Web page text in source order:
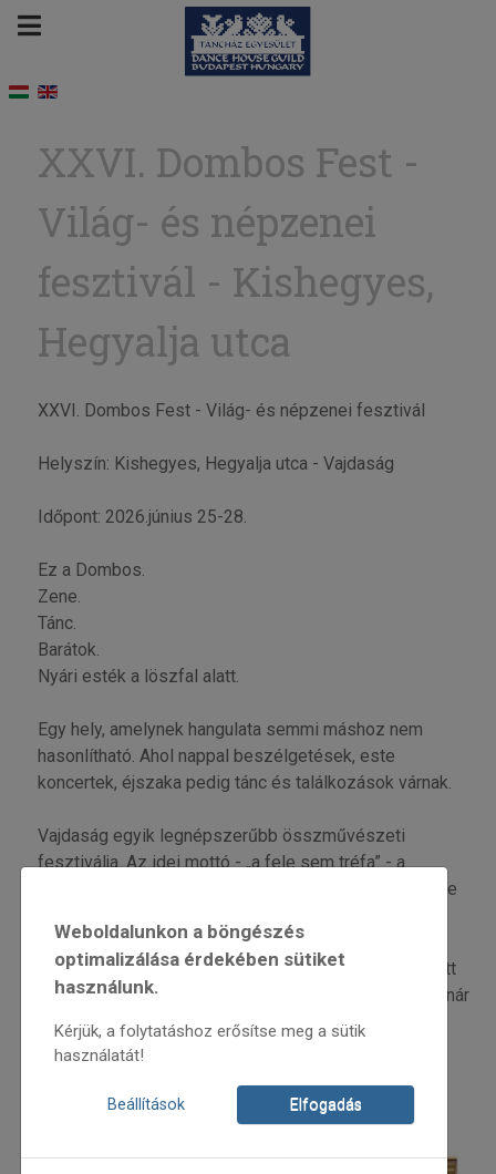
XXVI. Dombos Fest -
Világ- és népzenei
fesztivál - Kishegyes,
Hegyalja utca
XXVI. Dombos Fest - Világ- és népzenei fesztivál
Helyszín: Kishegyes, Hegyalja utca - Vajdaság
Időpont: 2026.június 25-28.
Ez a Dombos.
Zene.
Tánc.
Barátok.
Nyári esték a löszfal alatt.
Egy hely, amelynek hangulata semmi máshoz nem
hasonlítható. Ahol nappal beszélgetések, este
koncertek, éjszaka pedig tánc és találkozások várnak.
Vajdaság egyik legnépszerűbb összművészeti
fesztiválja. Az idei mottó - „a fele sem tréfa” - a
klímaváltozás és a társadalmi átalakulások kérdéseire
kiállítások és koncertek mellett kiemelt irodalmi
vendégekkel is találkozhat a közönség: többek között
Tompa Andrea, Grecsó Krisztián, Kollár Árpád és Bognár
Péter is érkezik Kishegyesre.
Weboldalunkon a böngészés
optimalizálása érdekében sütiket
használunk.
Kérjük, a folytatáshoz erősítse meg a sütik
használatát!
Beállítások Elfogadás